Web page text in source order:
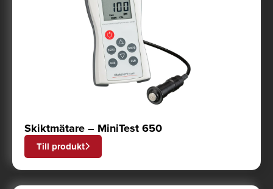
Skiktmätare – MiniTest 650
Till produkt